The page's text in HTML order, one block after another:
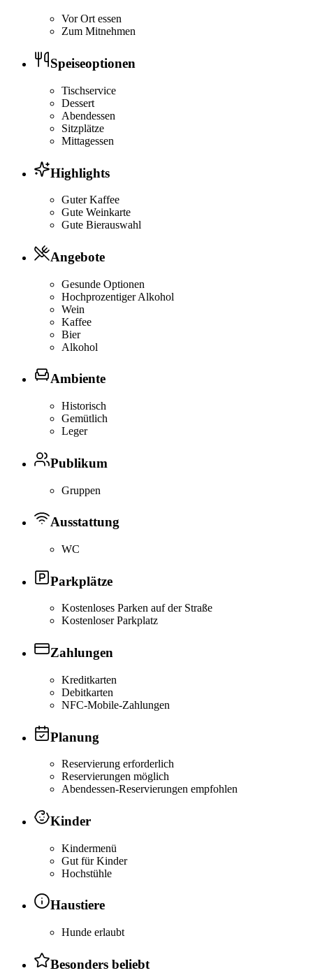
Vor Ort essen
Zum Mitnehmen
Speiseoptionen
Tischservice
Dessert
Abendessen
Sitzplätze
Mittagessen
Highlights
Guter Kaffee
Gute Weinkarte
Gute Bierauswahl
Angebote
Gesunde Optionen
Hochprozentiger Alkohol
Wein
Kaffee
Bier
Alkohol
Ambiente
Historisch
Gemütlich
Leger
Publikum
Gruppen
Ausstattung
WC
Parkplätze
Kostenloses Parken auf der Straße
Kostenloser Parkplatz
Zahlungen
Kreditkarten
Debitkarten
NFC-Mobile-Zahlungen
Planung
Reservierung erforderlich
Reservierungen möglich
Abendessen-Reservierungen empfohlen
Kinder
Kindermenü
Gut für Kinder
Hochstühle
Haustiere
Hunde erlaubt
Besonders beliebt